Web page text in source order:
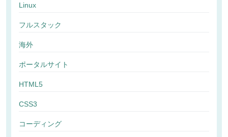
Linux
フルスタック
海外
ポータルサイト
HTML5
CSS3
コーディング